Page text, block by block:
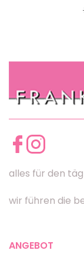
alles für den
wir führen die
ANGEBOT